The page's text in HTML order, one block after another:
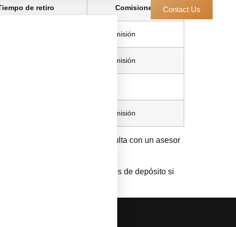
Contact Us
de retiro Comisiones
Sin comisión
Sin comisión
Sin comisión
tu país de residencia. Consulta con un asesor
responsable y establecer límites de depósito si